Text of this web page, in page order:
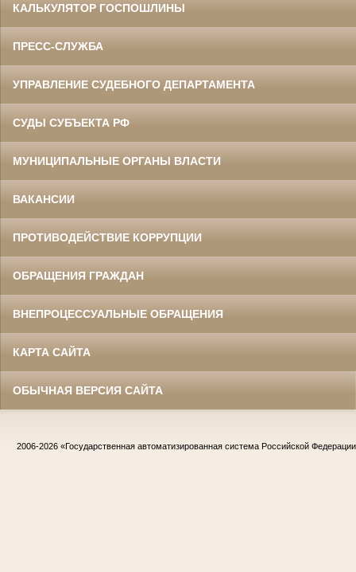
КАЛЬКУЛЯТОР ГОСПОШЛИНЫ
ПРЕСС-СЛУЖБА
УПРАВЛЕНИЕ СУДЕБНОГО ДЕПАРТАМЕНТА
СУДЫ СУБЪЕКТА РФ
МУНИЦИПАЛЬНЫЕ ОРГАНЫ ВЛАСТИ
ВАКАНСИИ
ПРОТИВОДЕЙСТВИЕ КОРРУПЦИИ
ОБРАЩЕНИЯ ГРАЖДАН
ВНЕПРОЦЕССУАЛЬНЫЕ ОБРАЩЕНИЯ
КАРТА САЙТА
ОБЫЧНАЯ ВЕРСИЯ САЙТА
2006-2026 «Государственная автоматизированная система Российской